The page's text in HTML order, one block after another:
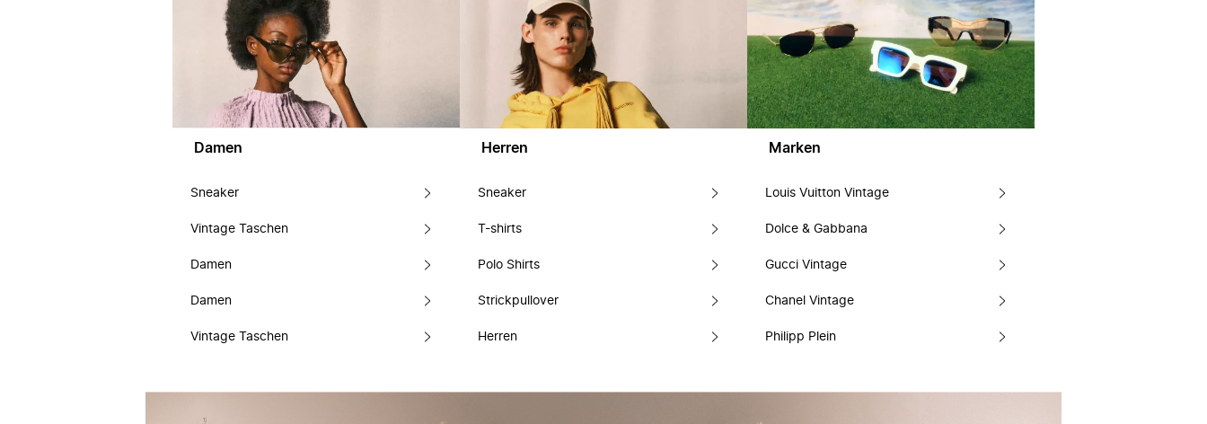
Damen
Sneaker
Vintage Taschen
Damen
Damen
Vintage Taschen
Herren
Sneaker
T-shirts
Polo Shirts
Strickpullover
Herren
Marken
Louis Vuitton Vintage
Dolce & Gabbana
Gucci Vintage
Chanel Vintage
Philipp Plein